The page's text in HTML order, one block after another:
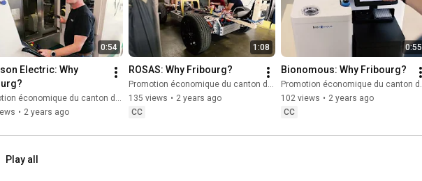
0:54
Electric: Why
économique du canton de Fribourg
• 2 years ago
1:08
ROSAS: Why Fribourg?
Promotion économique du canton de Fribourg
135 views • 2 years ago
CC
0:55
Bionomous: Why Fribourg?
Promotion économique du canton de Fribourg
102 views • 2 years ago
CC
Play all